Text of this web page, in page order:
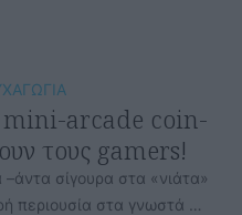
mini-arcade coin-
τους gamers!
σίγουρα στα «νιάτα»
περιουσία στα γνωστά …